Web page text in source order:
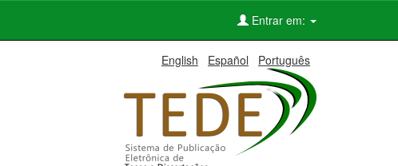
Entrar em:
English Español Português